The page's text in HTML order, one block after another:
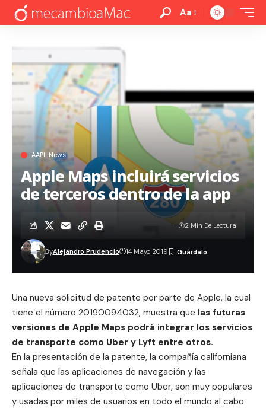
Aa
AAPL News
Apple Maps incluirá servicios
de terceros dentro de la app
ByAlejandro Prudencio 14 Mayo 2019
2 Min De Lectura
Una nueva solicitud de patente por parte de Apple, la cual
tiene el número 20190094032, muestra que las futuras
versiones de Apple Maps podrá integrar los servicios
de transporte como Uber y Lyft entre otros.
En la presentación de la patente, la compañía californiana
señala que las aplicaciones de navegación y las
aplicaciones de transporte como Uber, son muy populares
y usadas por miles de usuarios en todo el mundo al cabo